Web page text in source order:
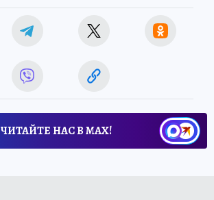
ЧИТАЙТЕ НАС В МАХ!